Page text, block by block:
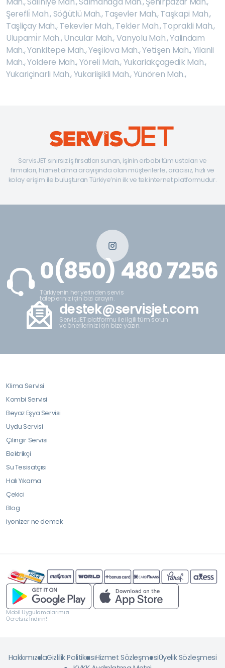
Şerefli̇ Mah.,Söğütlü Mah.,Taşevler Mah.,Taşkapi Mah.,
Taşliçay Mah.,Tekevler Mah.,Tekler Mah.,Toprakli Mah.,
Ulupami̇r Mah.,Uncular Mah.,Vanyolu Mah.,Yalindam
Mah.,Yankitepe Mah.,Yeşi̇lova Mah.,Yeti̇şen Mah.,Yilanli
Mah.,Yoldere Mah.,Yöreli̇ Mah.,Yukariakçagedi̇k Mah.,
Yukariçinarli Mah.,Yukariişikli Mah.,Yünören Mah.,
ServisJET sınırsız iş fırsatları sunan, işinin erbabı tüm ustaları ve
firmaları, hizmet alma arayışında olan müşterilerle, aracısız, hızlı ve
kolay erişim ile buluşturan Türkiye’nin ilk ve tek internet platformudur.
0(850) 480 7256
Türkiyenin her yerinden servis
talepleriniz için bizi arayın.
destek@servisjet.com
ServisJET platformu ile ilgili tüm sorun
ve önerileriniz için bize yazın.
Klima Servisi
Kombi Servisi
Beyaz Eşya Servisi
Uydu Servisi
Çilingir Servisi
Elektrikçi
Su Tesisatçısı
Halı Yıkama
Çekici
Blog
iyonizer ne demek
Mobil Uygulamalarımızı
Ücretsiz İndirin!
HakkımızdaGizlilik PolitikasıHizmet SözleşmesiÜyelik Sözleşmesi